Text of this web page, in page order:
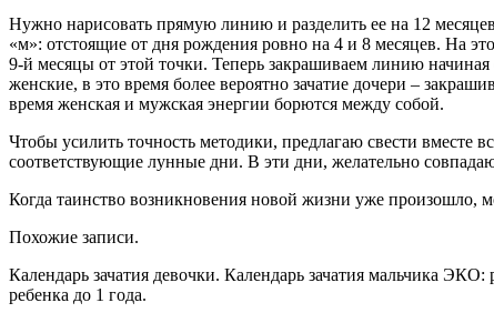
Нужно нарисовать прямую линию и разделить ее на 12
«м»: отстоящие от дня рождения ровно на 4 и 8 месяцев. На
9-й месяцы от этой точки. Теперь закрашиваем линию
женские, в это время более вероятно зачатие дочери –
время женская и мужская энергии борются между собой.
Чтобы усилить точность методики, предлагаю свести
соответствующие лунные дни. В эти дни, желательно
Когда таинство возникновения новой жизни уже произошло,
Похожие записи.
Календарь зачатия девочки. Календарь зачатия мальчика
ребенка до 1 года.